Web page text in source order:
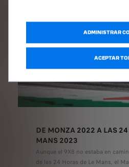
DE MONZA 2022 A LAS
MANS 2023
Aunque el 9X8 no estaba en
de las 24 Horas de Le Mans, el
ADMINISTRAR
ACEPTAR